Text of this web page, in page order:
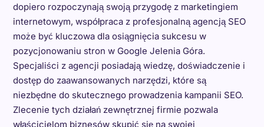
dopiero rozpoczynają swoją przygodę z marketingiem
internetowym, współpraca z profesjonalną agencją SEO
może być kluczowa dla osiągnięcia sukcesu w
pozycjonowaniu stron w Google Jelenia Góra.
Specjaliści z agencji posiadają wiedzę, doświadczenie i
dostęp do zaawansowanych narzędzi, które są
niezbędne do skutecznego prowadzenia kampanii SEO.
Zlecenie tych działań zewnętrznej firmie pozwala
właścicielom biznesów skupić się na swojej